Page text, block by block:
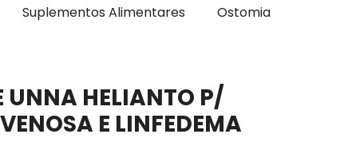
Suplementos Alimentares Ostomia
UNNA HELIANTO P/
E LINFEDEMA